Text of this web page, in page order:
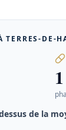
TERRES-DE-
1
de la